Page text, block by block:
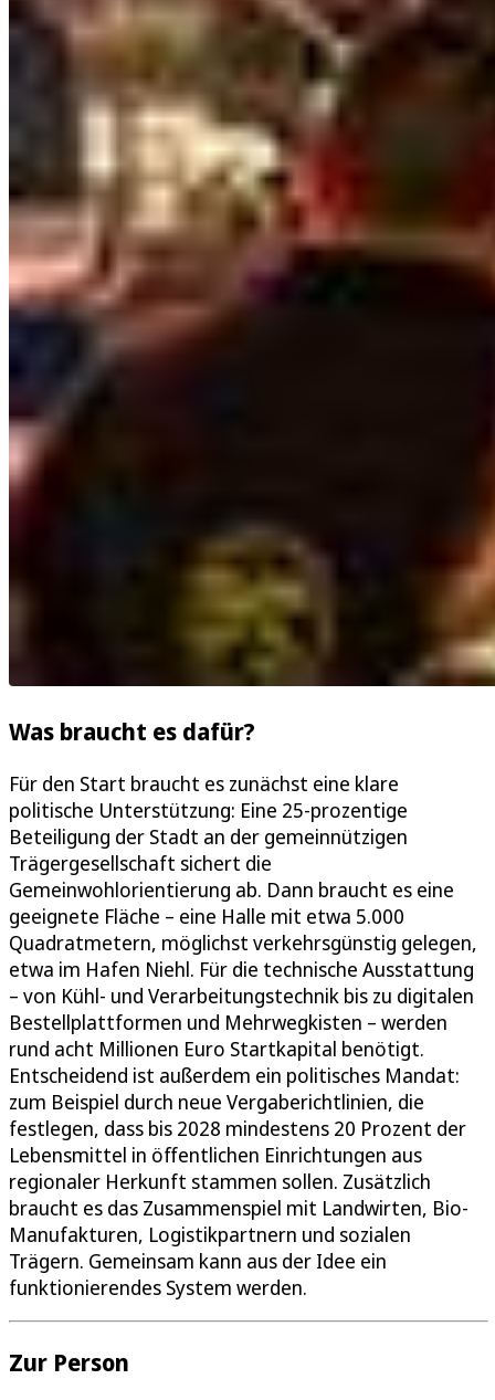
Was braucht es dafür?
Für den Start braucht es zunächst eine klare
politische Unterstützung: Eine 25-prozentige
Beteiligung der Stadt an der gemeinnützigen
Trägergesellschaft sichert die
Gemeinwohlorientierung ab. Dann braucht es eine
geeignete Fläche – eine Halle mit etwa 5.000
Quadratmetern, möglichst verkehrsgünstig gelegen,
etwa im Hafen Niehl. Für die technische Ausstattung
– von Kühl- und Verarbeitungstechnik bis zu digitalen
Bestellplattformen und Mehrwegkisten – werden
rund acht Millionen Euro Startkapital benötigt.
Entscheidend ist außerdem ein politisches Mandat:
zum Beispiel durch neue Vergaberichtlinien, die
festlegen, dass bis 2028 mindestens 20 Prozent der
Lebensmittel in öffentlichen Einrichtungen aus
regionaler Herkunft stammen sollen. Zusätzlich
braucht es das Zusammenspiel mit Landwirten, Bio-
Manufakturen, Logistikpartnern und sozialen
Trägern. Gemeinsam kann aus der Idee ein
funktionierendes System werden.
Zur Person